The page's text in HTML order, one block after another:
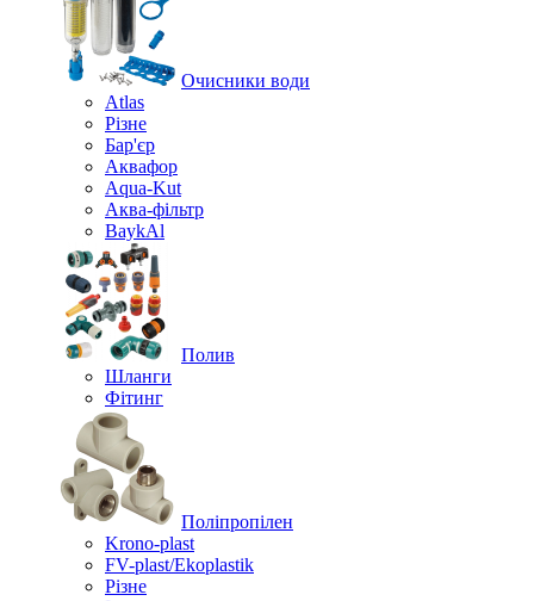
Очисники води
Atlas
Різне
Бар'єр
Аквафор
Aqua-Kut
Аква-фільтр
BaykAl
Полив
Шланги
Фітинг
Поліпропілен
Krono-plast
FV-plast/Ekoplastik
Різне